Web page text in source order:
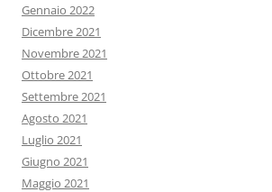
Gennaio 2022
Dicembre 2021
Novembre 2021
Ottobre 2021
Settembre 2021
Agosto 2021
Luglio 2021
Giugno 2021
Maggio 2021